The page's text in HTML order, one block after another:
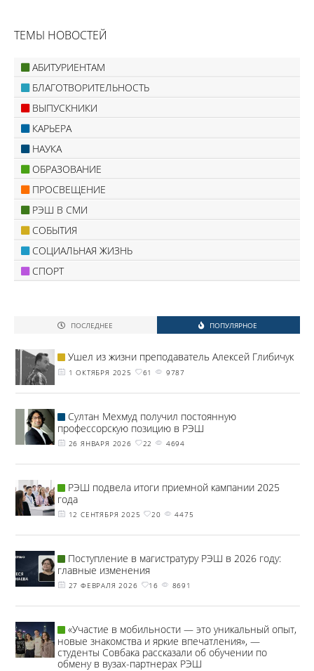
ТЕМЫ НОВОСТЕЙ
АБИТУРИЕНТАМ
БЛАГОТВОРИТЕЛЬНОСТЬ
ВЫПУСКНИКИ
КАРЬЕРА
НАУКА
ОБРАЗОВАНИЕ
ПРОСВЕЩЕНИЕ
РЭШ В СМИ
СОБЫТИЯ
СОЦИАЛЬНАЯ ЖИЗНЬ
СПОРТ
ПОСЛЕДНЕЕ ПОПУЛЯРНОЕ
Ушел из жизни преподаватель Алексей Глибичук
1 ОКТЯБРЯ 2025 61 9787
Султан Мехмуд получил постоянную
профессорскую позицию в РЭШ
26 ЯНВАРЯ 2026 22 4694
РЭШ подвела итоги приемной кампании 2025
года
12 СЕНТЯБРЯ 2025 20 4475
Поступление в магистратуру РЭШ в 2026 году:
главные изменения
27 ФЕВРАЛЯ 2026 16 8691
«Участие в мобильности — это уникальный опыт,
новые знакомства и яркие впечатления», —
студенты Совбака рассказали об обучении по
обмену в вузах-партнерах РЭШ